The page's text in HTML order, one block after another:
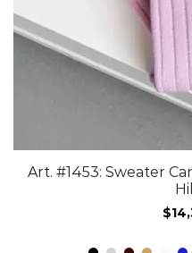
Art. #1453: Sweater
$